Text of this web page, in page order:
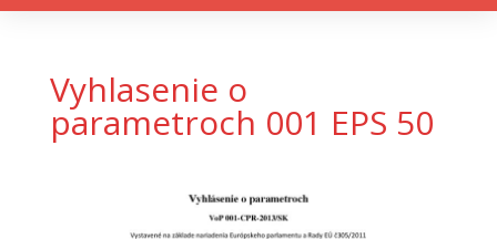
Vyhlasenie o
parametroch 001 EPS 50